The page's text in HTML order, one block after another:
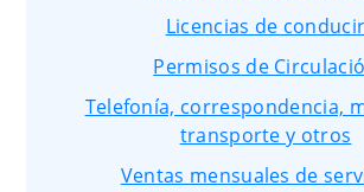
Licencias de conducir
Permisos de
Telefonía, correspondencia,
transporte y otros
Ventas mensuales de